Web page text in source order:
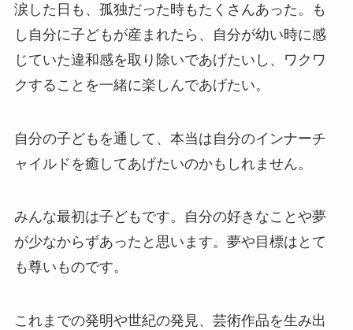
涙した日も、孤独だった時もたくさんあった。も
し自分に子どもが産まれたら、自分が幼い時に感
じていた違和感を取り除いであげたいし、ワクワ
クすることを一緒に楽しんであげたい。
自分の子どもを通して、本当は自分のインナーチ
ャイルドを癒してあげたいのかもしれません。
みんな最初は子どもです。自分の好きなことや夢
が少なからずあったと思います。夢や目標はとて
も尊いものです。
これまでの発明や世紀の発見、芸術作品を生み出